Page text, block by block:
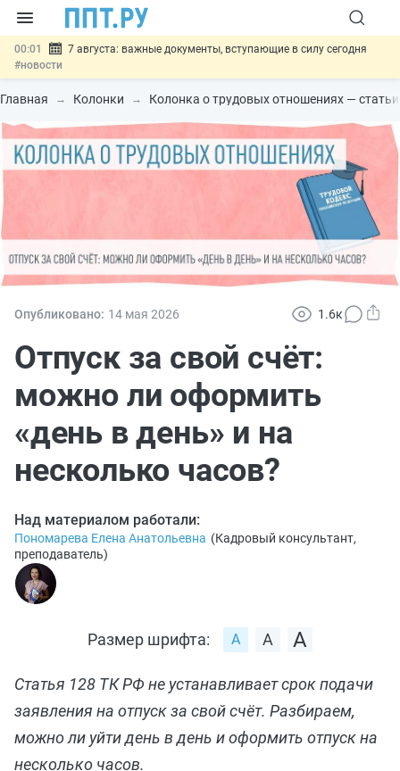
00:01
7 августа: важные документы, вступающие в силу сегодня
#новости
06.08 Минпромторг предложил запретить смешанные лоты
электроники в госзакупках#новости
недружественных стран
06.08 Возврат денег за риелторские услуги при недействительных
сделках: инициатива #новости
Обеспечительный платёж СПОТ могут заменить
Главная Колонки Колонка о трудовых отношениях —
Опубликовано: 14 мая 2026 1.6к
Отпуск за свой счёт:
можно ли оформить
«день в день» и на
несколько часов?
Над материалом работали:
Пономарева Елена Анатольевна (Кадровый консультант,
преподаватель)
Размер шрифта:
Статья 128 ТК РФ не устанавливает срок подачи
заявления на отпуск за свой счёт. Разбираем,
можно ли уйти день в день и оформить отпуск на
несколько часов.